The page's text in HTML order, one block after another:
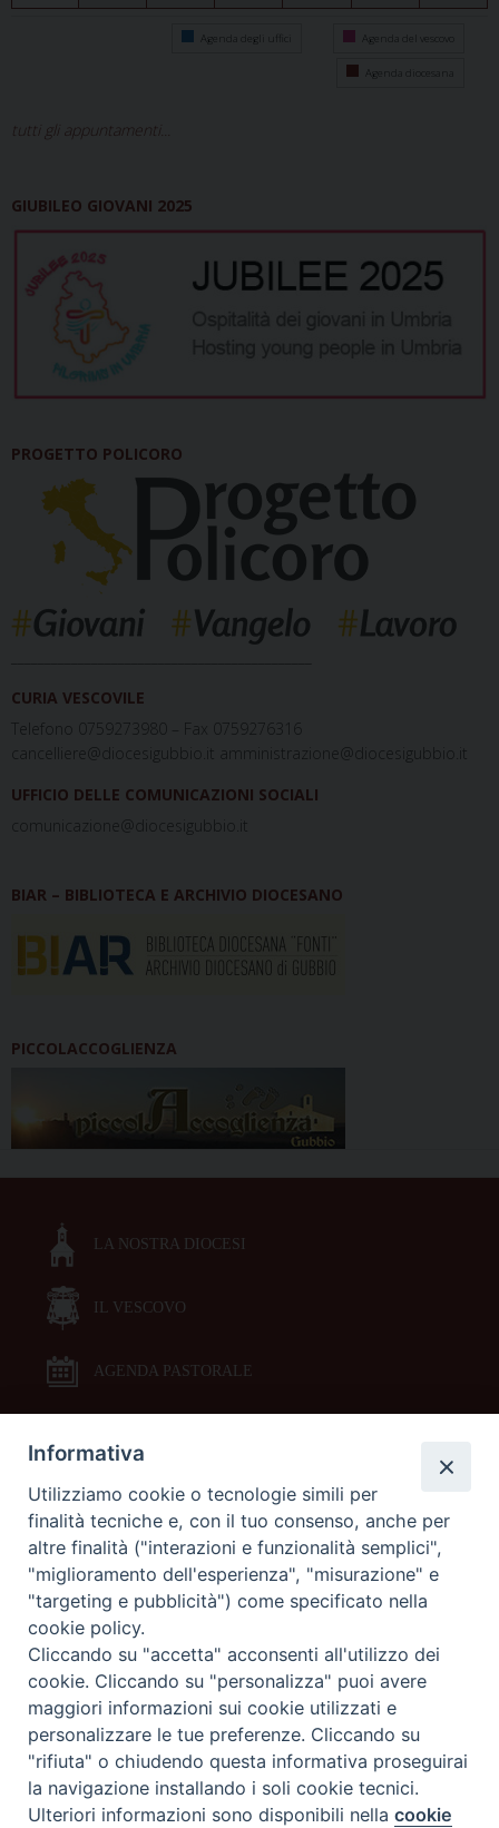
Agenda degli uffici Agenda del vescovo
Agenda diocesana
tutti gli appuntamenti...
GIUBILEO GIOVANI 2025
PROGETTO POLICORO
CURIA VESCOVILE
Telefono 0759273980 – Fax 0759276316
cancelliere@diocesigubbio.it amministrazione@diocesigubbio.it
UFFICIO DELLE COMUNICAZIONI SOCIALI
comunicazione@diocesigubbio.it
BIAR – BIBLIOTECA E ARCHIVIO DIOCESANO
PICCOLACCOGLIENZA
LA NOSTRA DIOCESI
IL VESCOVO
AGENDA PASTORALE
DOCUMENTI PASTORALI
ORARI MESSE
LITURGIA DELLE ORE
GALLERIE FOTOGRAFICHE
GALLERIE VIDEO
Preferenze Cookie
Informativa
Utilizziamo cookie o tecnologie simili per
finalità tecniche e, con il tuo consenso, anche per
altre finalità ("interazioni e funzionalità semplici",
"miglioramento dell'esperienza", "misurazione" e
"targeting e pubblicità") come specificato nella
cookie policy.
Cliccando su "accetta" acconsenti all'utilizzo dei
cookie. Cliccando su "personalizza" puoi avere
maggiori informazioni sui cookie utilizzati e
personalizzare le tue preferenze. Cliccando su
"rifiuta" o chiudendo questa informativa proseguirai
la navigazione installando i soli cookie tecnici.
Ulteriori informazioni sono disponibili nellacookie